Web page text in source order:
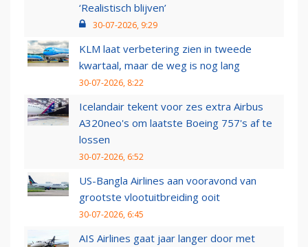
‘Realistisch blijven’
30-07-2026, 9:29
KLM laat verbetering zien in tweede
kwartaal, maar de weg is nog lang
30-07-2026, 8:22
Icelandair tekent voor zes extra Airbus
A320neo's om laatste Boeing 757's af te
lossen
30-07-2026, 6:52
US-Bangla Airlines aan vooravond van
grootste vlootuitbreiding ooit
30-07-2026, 6:45
AIS Airlines gaat jaar langer door met